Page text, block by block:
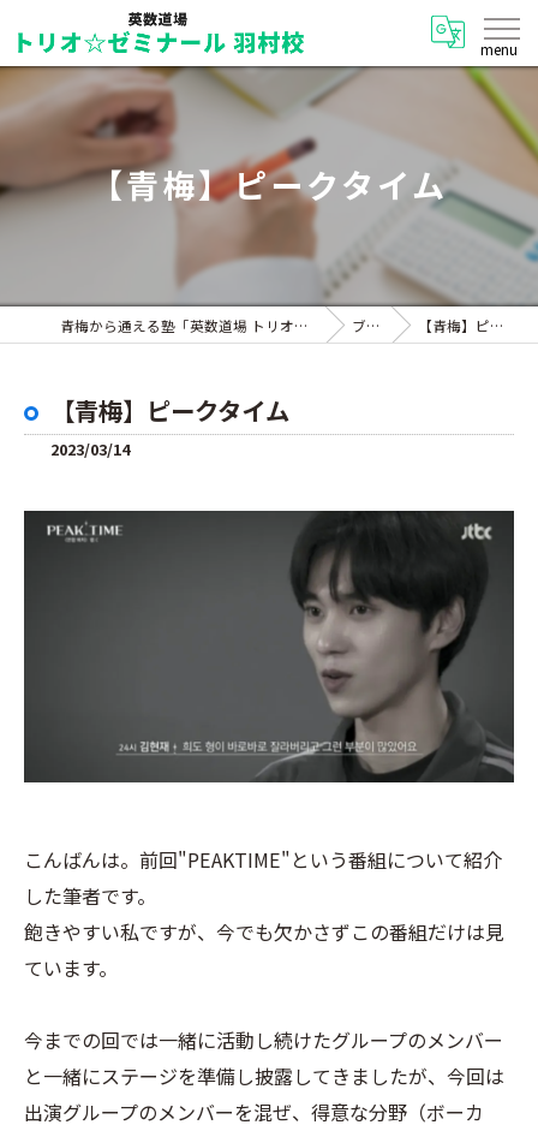
【青梅】ピークタイム
青梅から通える塾「英数道場 トリオ☆ゼミナール 羽村校」 ブログ 【青梅】ピークタイム
【青梅】ピークタイム
2023/03/14
こんばんは。前回"PEAKTIME"という番組について紹介
した筆者です。
飽きやすい私ですが、今でも欠かさずこの番組だけは見
ています。
今までの回では一緒に活動し続けたグループのメンバー
と一緒にステージを準備し披露してきましたが、今回は
出演グループのメンバーを混ぜ、得意な分野（ボーカ